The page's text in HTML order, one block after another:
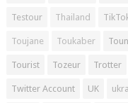
Testour Thailand
Toujane Toukaber
Tourist Tozeur Trotter
Twitter Account UK